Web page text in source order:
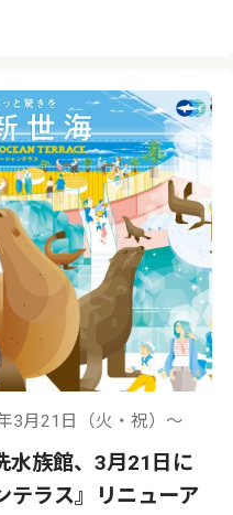
3月21日（火・祝）〜
水族館、3月21日に
テラス』リニューア